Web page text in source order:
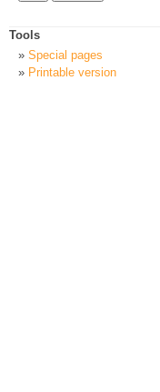
Tools
Special pages
Printable version